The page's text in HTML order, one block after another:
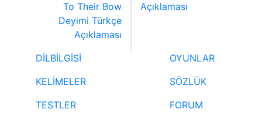
To Their Bow
Deyimi Türkçe
Açıklaması
Açıklaması
DİLBİLGİSİ
KELİMELER
TESTLER
OYUNLAR
SÖZLÜK
FORUM